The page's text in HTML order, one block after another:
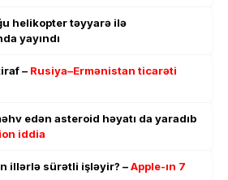
helikopter təyyarə ilə
yayındı
– Rusiya–Ermənistan ticarəti
edən asteroid həyatı da yaradıb
iddia
illərlə sürətli işləyir? –Apple-ın 7